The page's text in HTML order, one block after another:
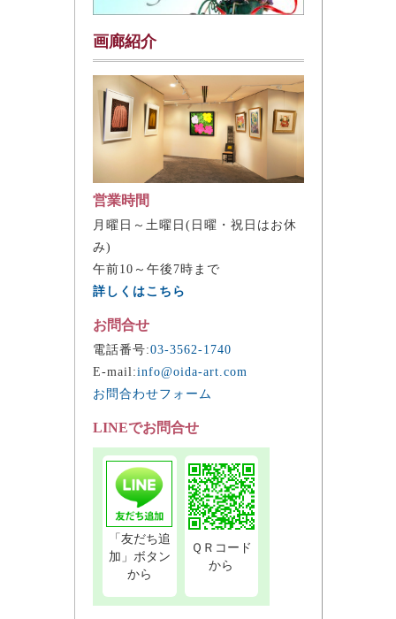
画廊紹介
営業時間
月曜日～土曜日(日曜・祝日はお休
み)
午前10～午後7時まで
詳しくはこちら
お問合せ
電話番号:03-3562-1740
E-mail:info@oida-art.com
お問合わせフォーム
LINEでお問合せ
「友だち追
加」ボタン
から
ＱＲコード
から